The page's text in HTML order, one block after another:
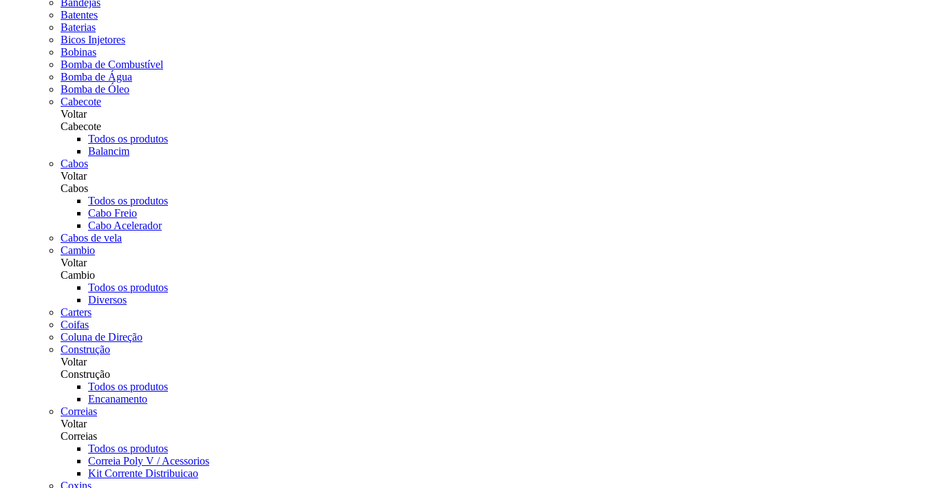
Bandejas
Batentes
Baterias
Bicos Injetores
Bobinas
Bomba de Combustível
Bomba de Água
Bomba de Óleo
Cabecote
Voltar
Cabecote
Todos os produtos
Balancim
Cabos
Voltar
Cabos
Todos os produtos
Cabo Freio
Cabo Acelerador
Cabos de vela
Cambio
Voltar
Cambio
Todos os produtos
Diversos
Carters
Coifas
Coluna de Direção
Construção
Voltar
Construção
Todos os produtos
Encanamento
Correias
Voltar
Correias
Todos os produtos
Correia Poly V / Acessorios
Kit Corrente Distribuicao
Coxins